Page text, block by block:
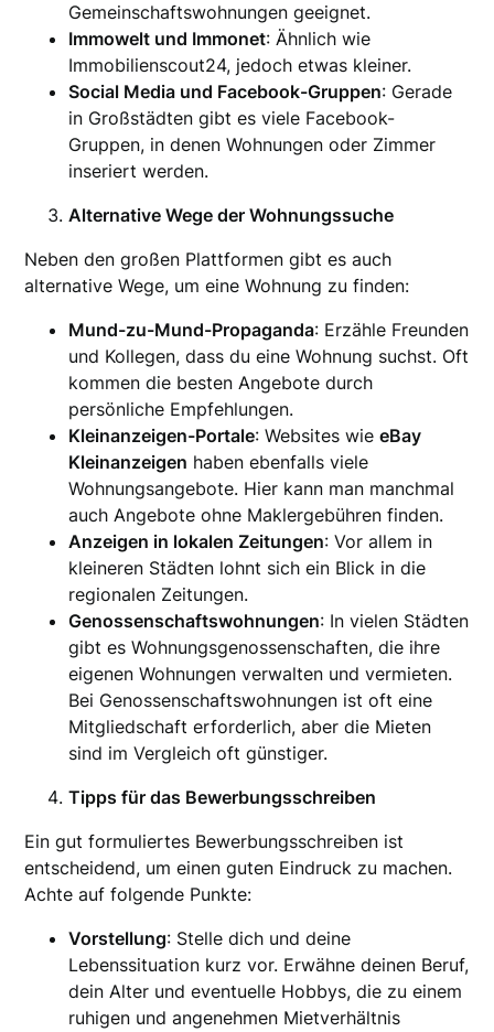
Gemeinschaftswohnungen geeignet.
Immowelt und Immonet: Ähnlich wie
Immobilienscout24, jedoch etwas kleiner.
Social Media und Facebook-Gruppen: Gerade
in Großstädten gibt es viele Facebook-
Gruppen, in denen Wohnungen oder Zimmer
inseriert werden.
Alternative Wege der Wohnungssuche
Neben den großen Plattformen gibt es auch
alternative Wege, um eine Wohnung zu finden:
Mund-zu-Mund-Propaganda: Erzähle Freunden
und Kollegen, dass du eine Wohnung suchst. Oft
kommen die besten Angebote durch
persönliche Empfehlungen.
Kleinanzeigen-Portale: Websites wieeBay
Kleinanzeigen haben ebenfalls viele
Wohnungsangebote. Hier kann man manchmal
auch Angebote ohne Maklergebühren finden.
Anzeigen in lokalen Zeitungen: Vor allem in
kleineren Städten lohnt sich ein Blick in die
regionalen Zeitungen.
Genossenschaftswohnungen: In vielen Städten
gibt es Wohnungsgenossenschaften, die ihre
eigenen Wohnungen verwalten und vermieten.
Bei Genossenschaftswohnungen ist oft eine
Mitgliedschaft erforderlich, aber die Mieten
sind im Vergleich oft günstiger.
Tipps für das Bewerbungsschreiben
Ein gut formuliertes Bewerbungsschreiben ist
entscheidend, um einen guten Eindruck zu machen.
Achte auf folgende Punkte:
Vorstellung: Stelle dich und deine
Lebenssituation kurz vor. Erwähne deinen Beruf,
dein Alter und eventuelle Hobbys, die zu einem
ruhigen und angenehmen Mietverhältnis